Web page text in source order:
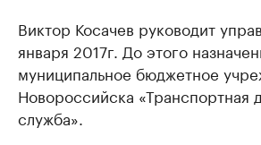
Виктор Косачев руководит
января 2017г. До этого
муниципальное бюджетное
Новороссийска «Транспортная
служба».